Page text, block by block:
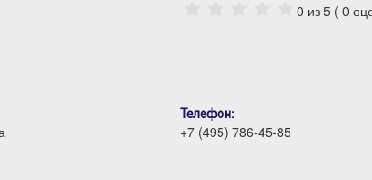
0 из 5 ( 0
Телефон:
+7 (495) 786-45-85